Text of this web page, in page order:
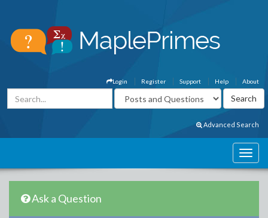
About
Help
Support
Register
Login
Advanced Search
Ask a Question